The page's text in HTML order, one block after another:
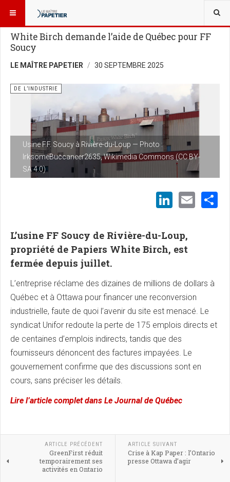
VOUS ÊTES ICI :
White Birch demande l’aide de Québec pour FF
Soucy
LE MAÎTRE PAPETIER 30 SEPTEMBRE 2025
Usine F.F. Soucy à Rivière-du-Loup — Photo :
IrksomeBuccaneer2635, Wikimedia Commons (CC BY-
SA 4.0)
DE L’INDUSTRIE
L’usine FF Soucy de Rivière-du-Loup,
propriété de Papiers White Birch, est
fermée depuis juillet.
L’entreprise réclame des dizaines de millions de dollars à
Québec et à Ottawa pour financer une reconversion
industrielle, faute de quoi l’avenir du site est menacé. Le
syndicat Unifor redoute la perte de 175 emplois directs et
de centaines d’emplois indirects, tandis que des
fournisseurs dénoncent des factures impayées. Le
gouvernement confirme que des discussions sont en
cours, sans préciser les détails.
Lire l’article complet dans Le Journal de Québec
ARTICLE PRÉCÉDENT
GreenFirst réduit
temporairement ses
activités en Ontario
ARTICLE SUIVANT
Crise à Kap Paper : l’Ontario
presse Ottawa d’agir